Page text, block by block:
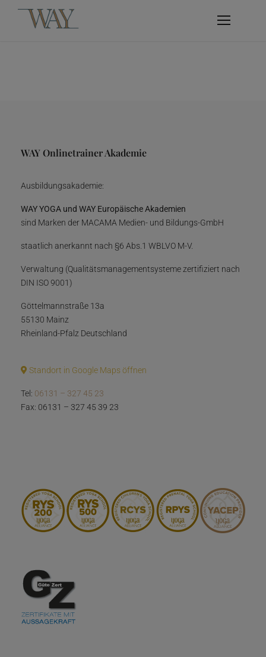
WAY Onlinetrainer Akademie
Ausbildungsakademie:
WAY YOGA und WAY Europäische Akademien
sind Marken der MACAMA Medien- und Bildungs-GmbH
staatlich anerkannt nach §6 Abs.1 WBLVO M-V.
Verwaltung (Qualitätsmanagementsysteme zertifiziert nach
DIN ISO 9001)
Göttelmannstraße 13a
55130 Mainz
Rheinland-Pfalz Deutschland
Standort in Google Maps öffnen
Tel: 06131 – 327 45 23
Fax: 06131 – 327 45 39 23